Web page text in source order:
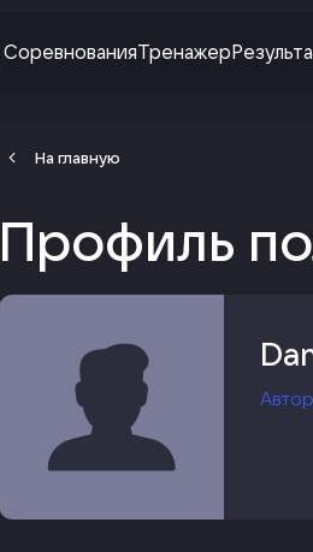
СоревнованияТренажер
На главную
Профиль